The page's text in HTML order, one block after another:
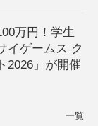
万円！学生
イゲームス ク
2026」が開催
一覧